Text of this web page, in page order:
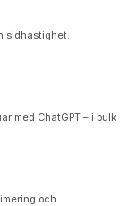
sidhastighet.
med ChatGPT – i bulk
och